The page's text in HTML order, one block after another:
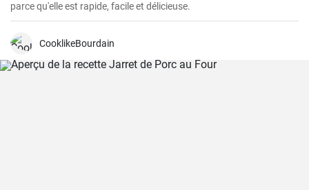
parce qu'elle est rapide, facile et délicieuse.
CooklikeBourdain